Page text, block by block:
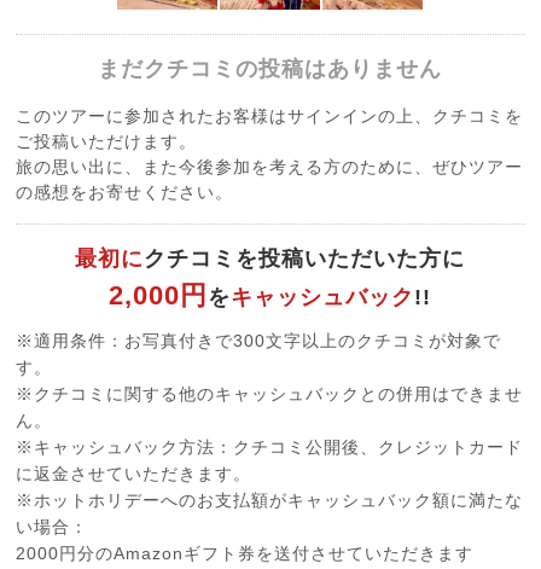
まだクチコミの投稿はありません
このツアーに参加されたお客様はサインインの上、クチコミを
ご投稿いただけます。
旅の思い出に、また今後参加を考える方のために、ぜひツアー
の感想をお寄せください。
最初にクチコミを投稿いただいた方に
2,000円 をキャッシュバック !!
※適用条件：お写真付きで300文字以上のクチコミが対象で
す。
※クチコミに関する他のキャッシュバックとの併用はできませ
ん。
※キャッシュバック方法：クチコミ公開後、クレジットカード
に返金させていただきます。
※ホットホリデーへのお支払額がキャッシュバック額に満たな
い場合：
2000円分のAmazonギフト券を送付させていただきます